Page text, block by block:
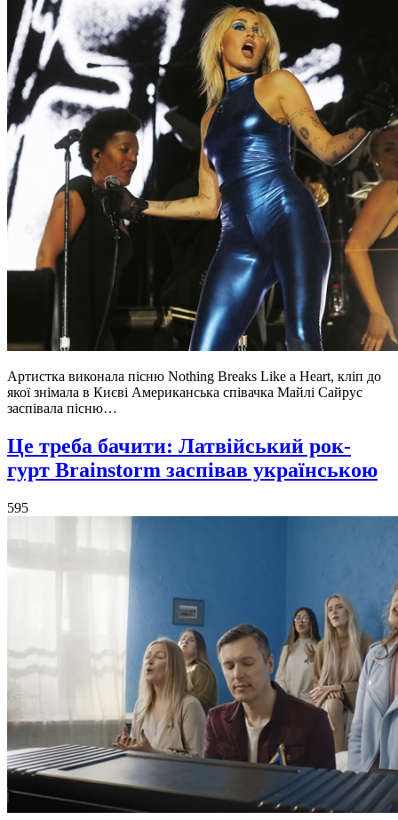
Артистка виконала пісню Nothing Breaks Like a Heart, кліп до
якої знімала в Києві Американська співачка Майлі Сайрус
заспівала пісню…
Це треба бачити: Латвійський рок-
гурт Brainstorm заспівав українською
595